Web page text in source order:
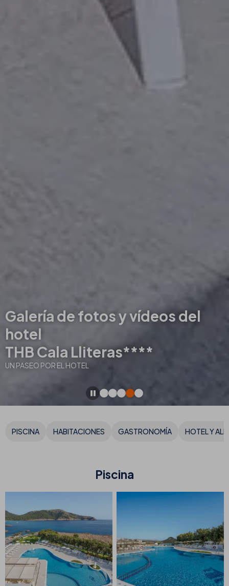
Galería de fotos y vídeos del
hotel
THB Cala Lliteras****
UN PASEO POR EL HOTEL
PISCINA HABITACIONES GASTRONOMÍA HOTEL Y
Piscina